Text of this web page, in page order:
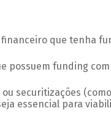
que tenha
possuem funding
securitizações (como
essencial para